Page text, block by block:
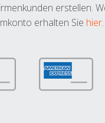
erstellen.
erhalten Sie hier.